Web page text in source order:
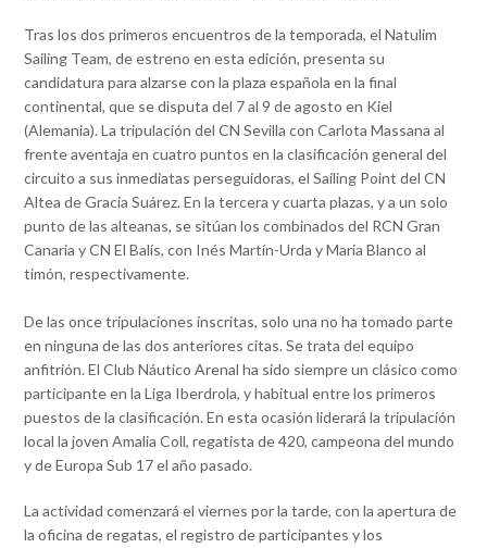
Tras los dos primeros encuentros de la temporada, el Natulim
Sailing Team, de estreno en esta edición, presenta su
candidatura para alzarse con la plaza española en la final
continental, que se disputa del 7 al 9 de agosto en Kiel
(Alemania). La tripulación del CN Sevilla con Carlota Massana al
frente aventaja en cuatro puntos en la clasificación general del
circuito a sus inmediatas perseguidoras, el Sailing Point del CN
Altea de Gracia Suárez. En la tercera y cuarta plazas, y a un solo
punto de las alteanas, se sitúan los combinados del RCN Gran
Canaria y CN El Balís, con Inés Martín-Urda y Maria Blanco al
timón, respectivamente.
De las once tripulaciones inscritas, solo una no ha tomado parte
en ninguna de las dos anteriores citas. Se trata del equipo
anfitrión. El Club Náutico Arenal ha sido siempre un clásico como
participante en la Liga Iberdrola, y habitual entre los primeros
puestos de la clasificación. En esta ocasión liderará la tripulación
local la joven Amalia Coll, regatista de 420, campeona del mundo
y de Europa Sub 17 el año pasado.
La actividad comenzará el viernes por la tarde, con la apertura de
la oficina de regatas, el registro de participantes y los